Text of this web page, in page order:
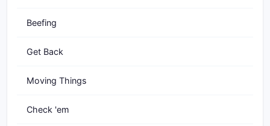
Beefing
Get Back
Moving Things
Check 'em